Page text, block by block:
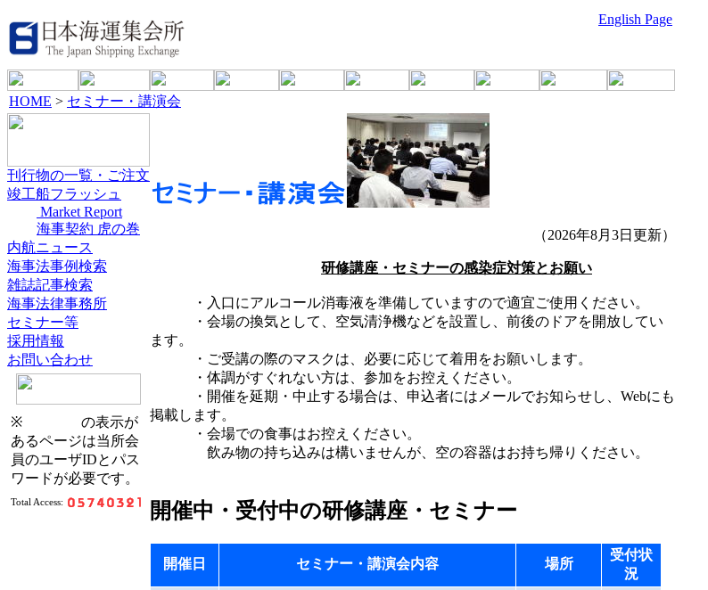
English Page
HOME > セミナー・講演会
刊行物の一覧・ご注文
竣工船フラッシュ
Market Report
海事契約 虎の巻
内航ニュース
海事法事例検索
雑誌記事検索
海事法律事務所
セミナー等
採用情報
お問い合わせ
※
の表示が
あるページは当所会
員のユーザIDとパス
ワードが必要です。
Total Access:
（2026年8月3日更新）
研修講座・セミナーの感染症対策とお願い
・入口にアルコール消毒液を準備していますので適宜ご使用ください。
・会場の換気として、空気清浄機などを設置し、前後のドアを開放してい
ます。
・ご受講の際のマスクは、必要に応じて着用をお願いします。
・体調がすぐれない方は、参加をお控えください。
・開催を延期・中止する場合は、申込者にはメールでお知らせし、Webにも
掲載します。
・会場での食事はお控えください。
飲み物の持ち込みは構いませんが、空の容器はお持ち帰りください。
開催中・受付中の研修講座・セミナー
開催日 セミナー・講演会内容 場所
受付状
況